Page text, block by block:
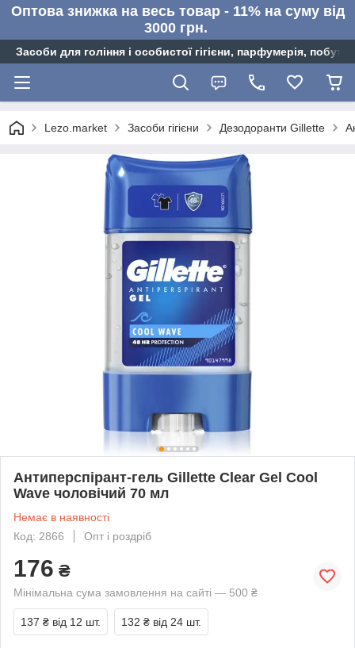
Оптова знижка на весь товар - 11% на суму від
3000 грн.
Засоби для гоління і особистої гігієни, парфумерія,
Lezo.market Засоби гігієни Дезодоранти Gillette
Антиперспірант-гель Gillette Clear Gel Cool
Wave чоловічий 70 мл
Немає в наявності
Код: 2866
Опт і роздріб
176 ₴
Мінімальна сума замовлення на сайті — 500 ₴
137 ₴ від 12 шт. 132 ₴ від 24 шт.